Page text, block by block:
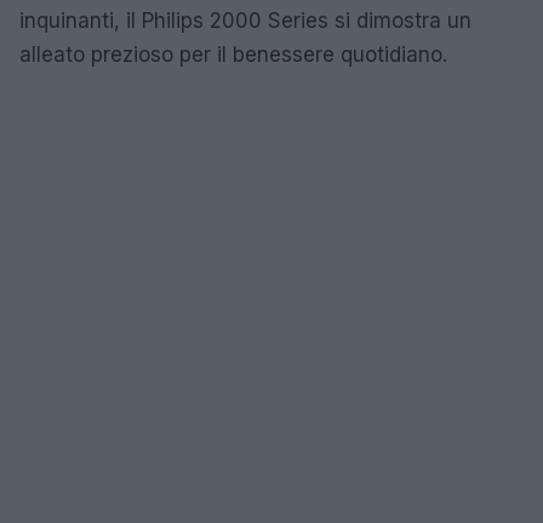
inquinanti, il Philips 2000 Series si dimostra un
alleato prezioso per il benessere quotidiano.